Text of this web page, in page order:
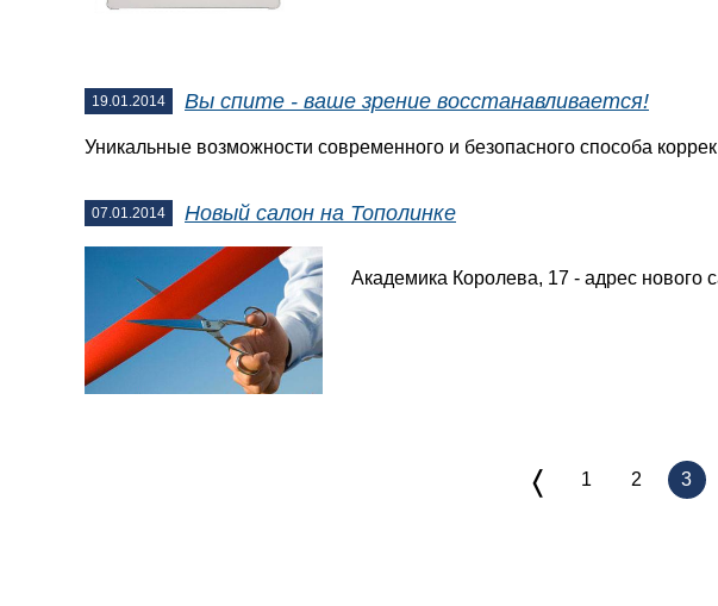
19.01.2014 Вы спите - ваше зрение восстанавливается!
Уникальные возможности современного и безопасного способа
07.01.2014 Новый салон на Тополинке
Академика Королева, 17 - адрес нового
〈 1 2 3